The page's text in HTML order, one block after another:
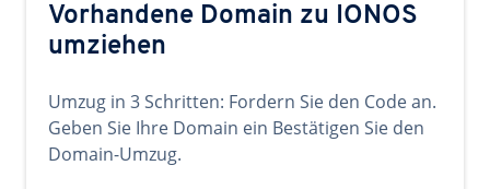
Vorhandene Domain zu IONOS
umziehen
Umzug in 3 Schritten: Fordern Sie den Code an.
Geben Sie Ihre Domain ein Bestätigen Sie den
Domain-Umzug.